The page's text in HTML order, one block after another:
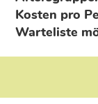
Kosten pro
Warteliste